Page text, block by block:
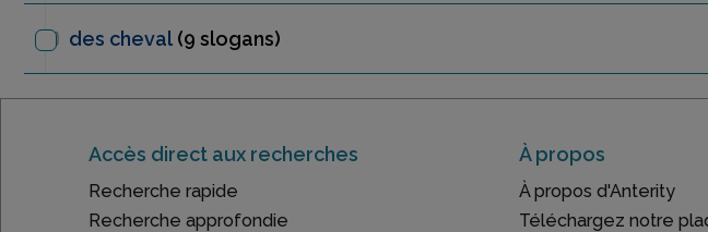
des cheval (9 slogans)
Accès direct aux recherches
Recherche rapide
Recherche approfondie
À propos
À propos d'Anterity
Téléchargez notre